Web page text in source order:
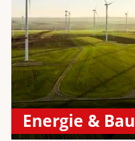
Energie & Bau